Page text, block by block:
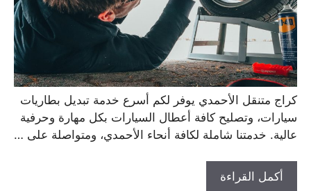
كراج متنقل الأحمدي يوفر لكم أسرع خدمة تبديل بطاريات
سيارات، وتصليح كافة أعطال السيارات بكل مهارة وحرفية
عالية. خدمتنا شاملة لكافة أنحاء الأحمدي، ومتواصلة على …
أكمل القراءة